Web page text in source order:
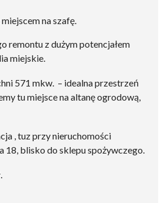
na szafę.
remontu z dużym potencjałem
miejskie.
571 mkw. – idealna przestrzeń
tu miejsce na altanę ogrodową,
, tuz przy nieruchomości
18, blisko do sklepu spożywczego.